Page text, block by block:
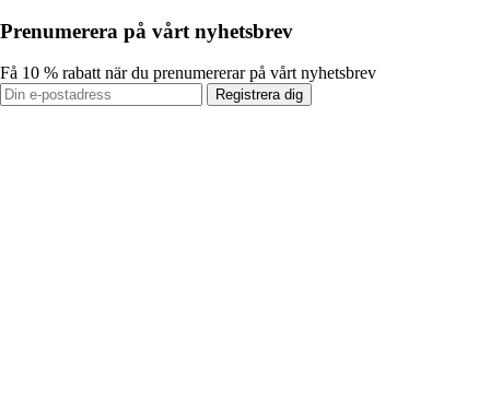
Prenumerera på vårt nyhetsbrev
Få 10 % rabatt när du prenumererar på vårt nyhetsbrev
Registrera dig